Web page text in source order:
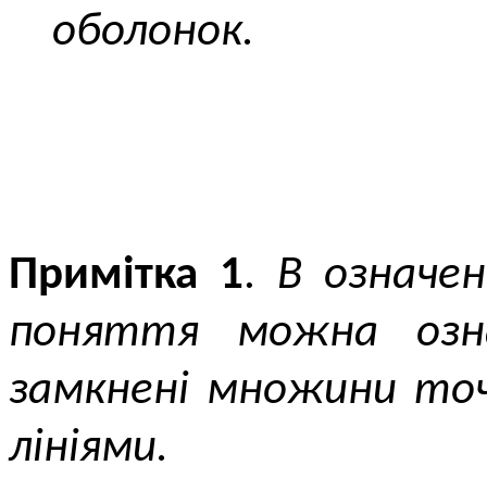
оболонок.
Примітка 1. В
поняття можна
замкнені множини
лініями.